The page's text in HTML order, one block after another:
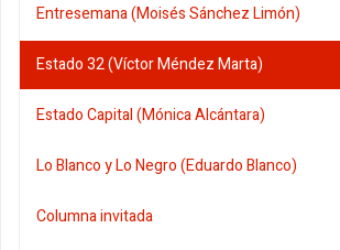
Entresemana (Moisés Sánchez Limón)
Estado 32 (Víctor Méndez Marta)
Estado Capital (Mónica Alcántara)
Lo Blanco y Lo Negro (Eduardo Blanco)
Columna invitada